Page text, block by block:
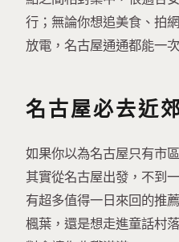
行；無論你想追美食、拍
放電，名古屋通通都能一
名古屋必去近
如果你以為名古屋只有市
其實從名古屋出發，不到
有超多值得一日來回的推
楓葉，還是想走進童話村